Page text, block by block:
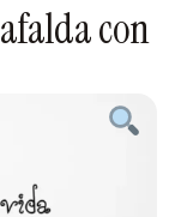
con